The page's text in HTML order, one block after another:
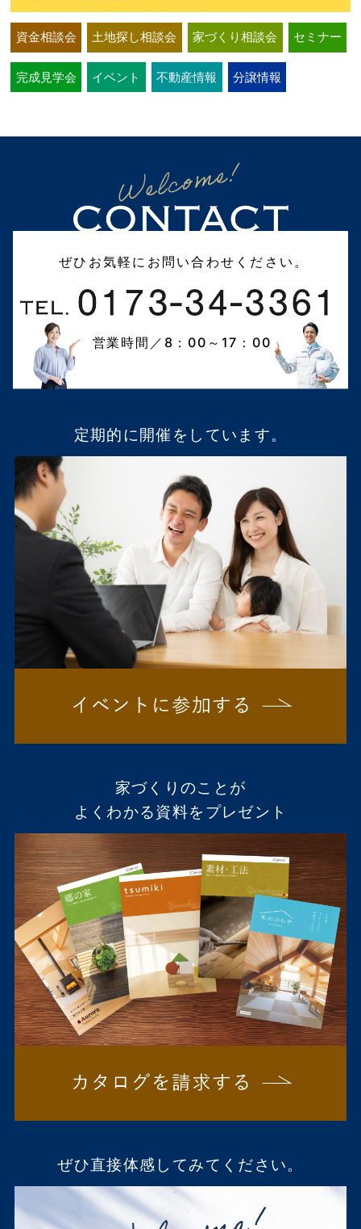
資金相談会 土地探し相談会 家づくり相談会 セミナー
完成見学会 イベント 不動産情報 分譲情報
ぜひお気軽にお問い合わせください。
営業時間／8：00～17：00
定期的に開催をしています。
家づくりのことが
よくわかる資料をプレゼント
ぜひ直接体感してみてください。